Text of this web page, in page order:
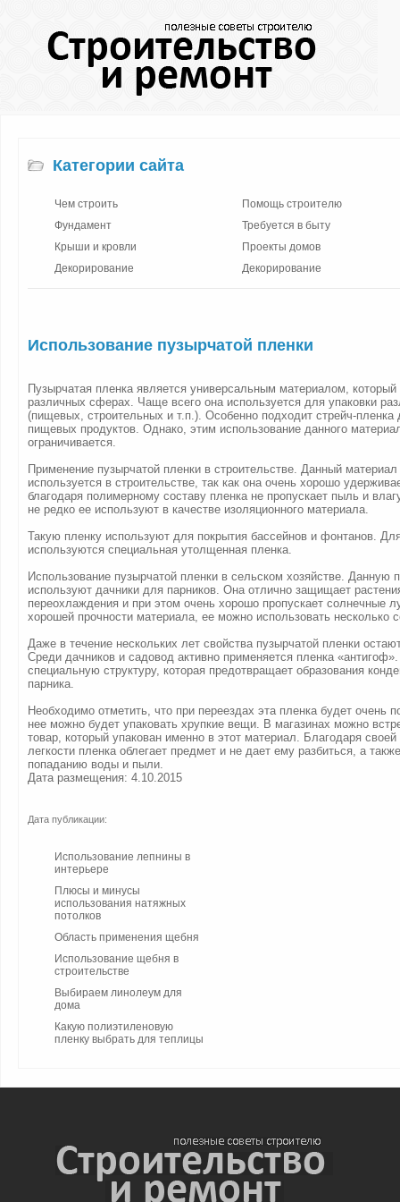
Категории сайта
Чем строить
Фундамент
Крыши и кровли
Декорирование
Помощь строителю
Требуется в быту
Проекты домов
Декорирование
Использование пузырчатой пленки
Пузырчатая пленка является универсальным материалом, который
различных сферах. Чаще всего она используется для упаковки
(пищевых, строительных и т.п.). Особенно подходит стрейч-пленка
пищевых продуктов. Однако, этим использование данного
ограничивается.
Применение пузырчатой пленки в строительстве. Данный материал
используется в строительстве, так как она очень хорошо
благодаря полимерному составу пленка не пропускает пыль и
не редко ее используют в качестве изоляционного материала.
Такую пленку используют для покрытия бассейнов и фонтанов.
используются специальная утолщенная пленка.
Использование пузырчатой пленки в сельском хозяйстве. Данную
используют дачники для парников. Она отлично защищает
переохлаждения и при этом очень хорошо пропускает солнечные
хорошей прочности материала, ее можно использовать несколько
Даже в течение нескольких лет свойства пузырчатой пленки
Среди дачников и садовод активно применяется пленка
специальную структуру, которая предотвращает образования
парника.
Необходимо отметить, что при переездах эта пленка будет очень
нее можно будет упаковать хрупкие вещи. В магазинах можно
товар, который упакован именно в этот материал. Благодаря своей
легкости пленка облегает предмет и не дает ему разбиться, а
попаданию воды и пыли.
Дата размещения: 4.10.2015
Дата публикации:
Использование лепнины в
интерьере
Плюсы и минусы
использования натяжных
потолков
Область применения щебня
Использование щебня в
строительстве
Выбираем линолеум для
дома
Какую полиэтиленовую
пленку выбрать для теплицы